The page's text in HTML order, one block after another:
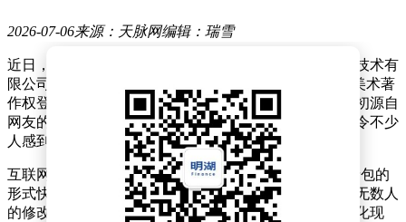
2026-07-06来源：天脉网编辑：瑞雪
近日，中国版权保护中心公开信息显示，北京字跳网络技术有
限公司对“咕咕嘎嘎”“刀盾狗”等网络热门表情包进行了美术著
作权登记。这一消息引发广泛关注，毕竟这些表情包最初源自
网友的创意与二次创作，如今却被企业纳入版权体系，令不少
人感到意外。
互联网meme，即网络流行梗，通常以图片、文字或表情包的
形式快速传播。它们往往起源于网友的灵光一现，经过无数人
的修改、拼接和二次创作，最终形成一种集体狂欢的文化现